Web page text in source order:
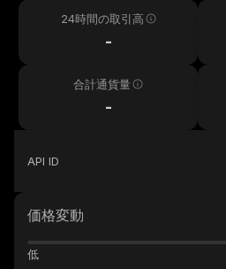
24時間の取引高
-
合計通貨量
-
API ID
価格変動
低